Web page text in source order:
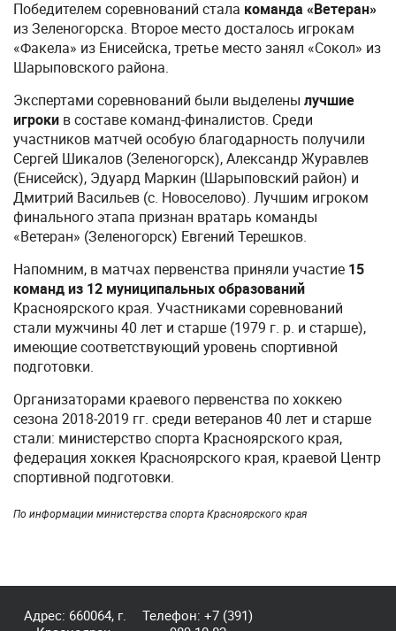
Победителем соревнований стала команда «Ветеран»
из Зеленогорска. Второе место досталось игрокам
«Факела» из Енисейска, третье место занял «Сокол» из
Шарыповского района.
Экспертами соревнований были выделены лучшие
игроки в составе команд-финалистов. Среди
участников матчей особую благодарность получили
Сергей Шикалов (Зеленогорск), Александр Журавлев
(Енисейск), Эдуард Маркин (Шарыповский район) и
Дмитрий Васильев (с. Новоселово). Лучшим игроком
финального этапа признан вратарь команды
«Ветеран» (Зеленогорск) Евгений Терешков.
Напомним, в матчах первенства приняли участие 15
команд из 12 муниципальных образований
Красноярского края. Участниками соревнований
стали мужчины 40 лет и старше (1979 г. р. и старше),
имеющие соответствующий уровень спортивной
подготовки.
Организаторами краевого первенства по хоккею
сезона 2018-2019 гг. среди ветеранов 40 лет и старше
стали: министерство спорта Красноярского края,
федерация хоккея Красноярского края, краевой Центр
спортивной подготовки.
По информации министерства спорта Красноярского края
Адрес: 660064, г.
Телефон:+7 (391)